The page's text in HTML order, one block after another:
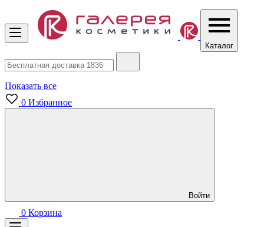
Каталог
Показать все
0 Избранное
Войти
0 Корзина